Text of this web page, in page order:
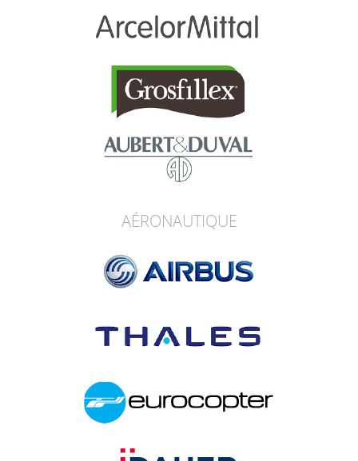
AÉRONAUTIQUE